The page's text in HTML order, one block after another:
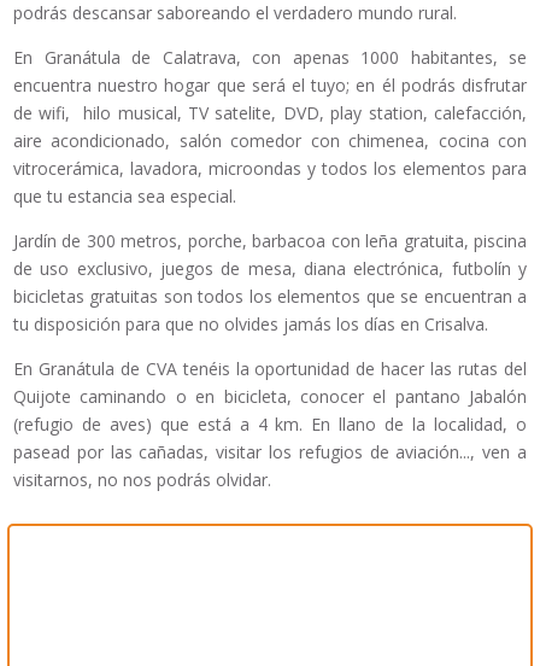
podrás descansar saboreando el verdadero mundo rural.
En Granátula de Calatrava, con apenas 1000 habitantes, se
encuentra nuestro hogar que será el tuyo; en él podrás disfrutar
de wifi, hilo musical, TV satelite, DVD, play station, calefacción,
aire acondicionado, salón comedor con chimenea, cocina con
vitrocerámica, lavadora, microondas y todos los elementos para
que tu estancia sea especial.
Jardín de 300 metros, porche, barbacoa con leña gratuita, piscina
de uso exclusivo, juegos de mesa, diana electrónica, futbolín y
bicicletas gratuitas son todos los elementos que se encuentran a
tu disposición para que no olvides jamás los días en Crisalva.
En Granátula de CVA tenéis la oportunidad de hacer las rutas del
Quijote caminando o en bicicleta, conocer el pantano Jabalón
(refugio de aves) que está a 4 km. En llano de la localidad, o
pasead por las cañadas, visitar los refugios de aviación..., ven a
visitarnos, no nos podrás olvidar.